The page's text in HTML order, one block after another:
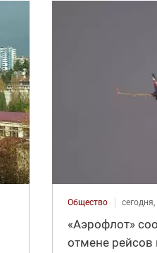
Общество
«Аэрофлот»
отмене рейсов